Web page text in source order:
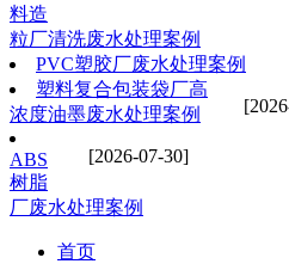
料造
粒厂清洗废水处理案例
PVC塑胶厂废水处理案例
塑料复合包装袋厂高
浓度油墨废水处理案例
[2026-07-30]
ABS
树脂
厂废水处理案例
首页